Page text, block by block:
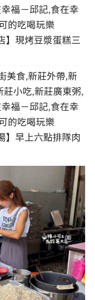
】現烤豆漿蛋糕三
】早上六點排隊肉